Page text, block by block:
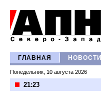
ГЛАВНАЯ НОВОСТИ
Понедельник, 10 августа 2026
21:23